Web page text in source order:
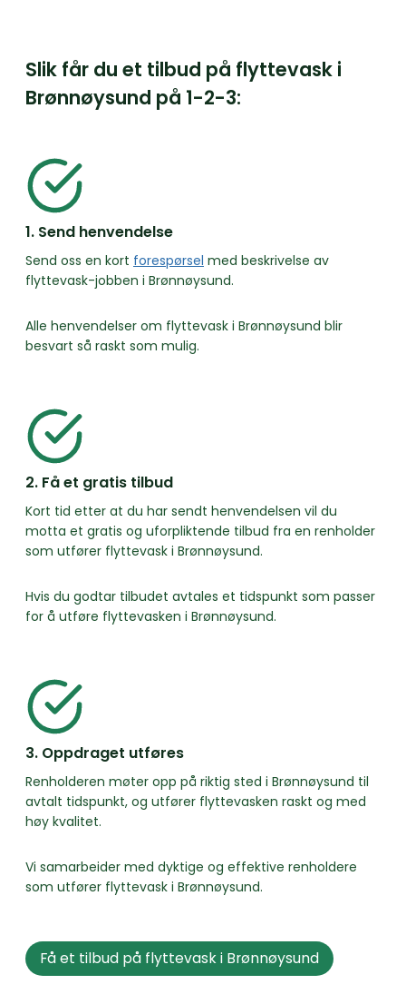
Slik får du et tilbud på flyttevask i
Brønnøysund på 1-2-3:
1. Send henvendelse
Send oss en kort forespørsel med beskrivelse av
flyttevask-jobben i Brønnøysund.
Alle henvendelser om flyttevask i Brønnøysund blir
besvart så raskt som mulig.
2. Få et gratis tilbud
Kort tid etter at du har sendt henvendelsen vil du
motta et gratis og uforpliktende tilbud fra en renholder
som utfører flyttevask i Brønnøysund.
Hvis du godtar tilbudet avtales et tidspunkt som passer
for å utføre flyttevasken i Brønnøysund.
3. Oppdraget utføres
Renholderen møter opp på riktig sted i Brønnøysund til
avtalt tidspunkt, og utfører flyttevasken raskt og med
høy kvalitet.
Vi samarbeider med dyktige og effektive renholdere
som utfører flyttevask i Brønnøysund.
Få et tilbud på flyttevask i Brønnøysund